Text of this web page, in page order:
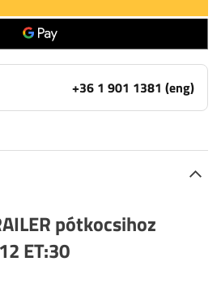
+36 1 901 1381 (eng)
pótkocsihoz
ET:30